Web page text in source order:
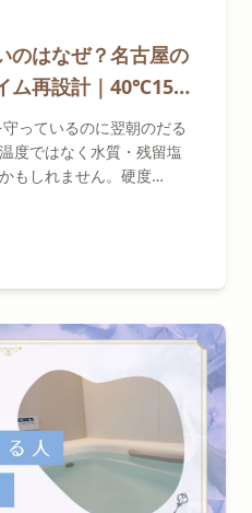
のはなぜ？名古屋の
ム再設計｜40℃15分
人へ
っているのに翌朝のだる
度ではなく水質・残留塩
もしれません。硬度
たバスタイムの再設計を解